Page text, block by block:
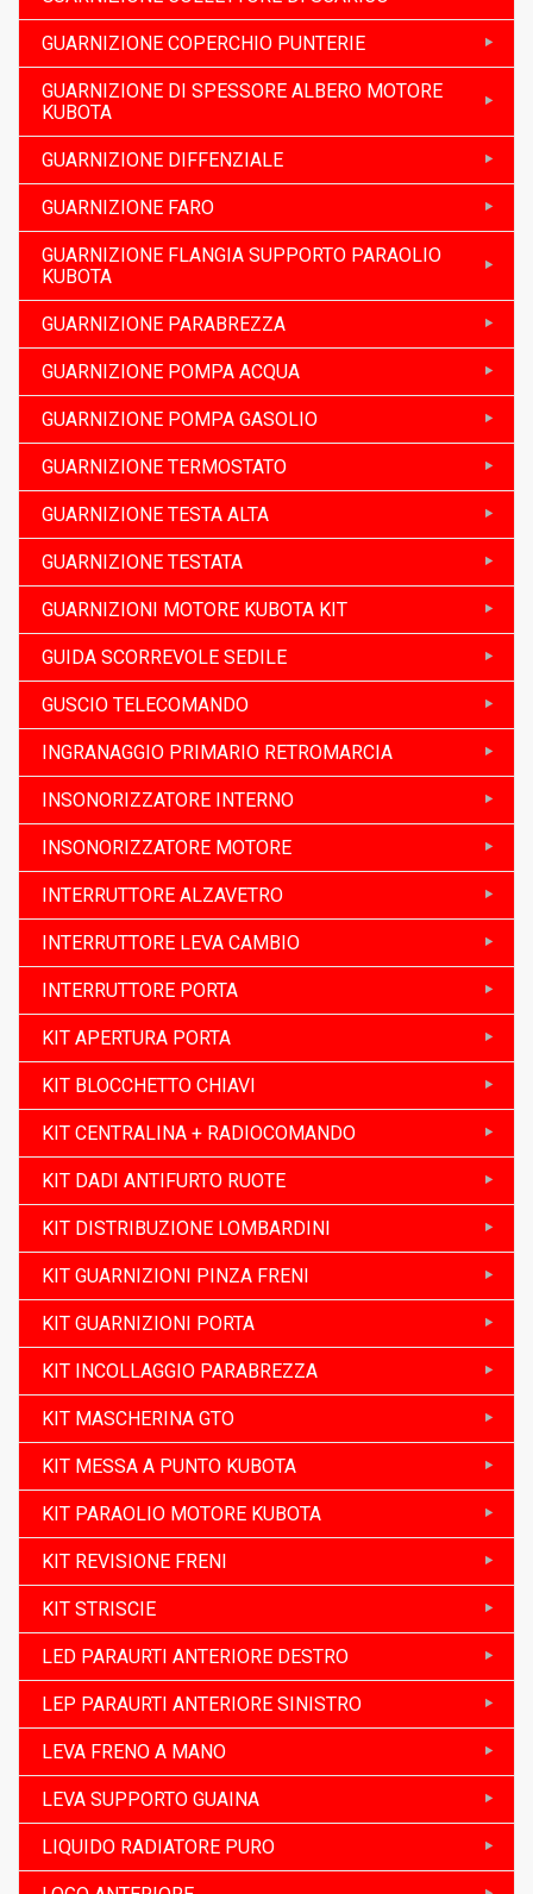
GUARNIZIONE COPERCHIO PUNTERIE
GUARNIZIONE DI SPESSORE ALBERO MOTORE
KUBOTA
GUARNIZIONE DIFFENZIALE
GUARNIZIONE FARO
GUARNIZIONE FLANGIA SUPPORTO PARAOLIO
KUBOTA
GUARNIZIONE PARABREZZA
GUARNIZIONE POMPA ACQUA
GUARNIZIONE POMPA GASOLIO
GUARNIZIONE TERMOSTATO
GUARNIZIONE TESTA ALTA
GUARNIZIONE TESTATA
GUARNIZIONI MOTORE KUBOTA KIT
GUIDA SCORREVOLE SEDILE
GUSCIO TELECOMANDO
INGRANAGGIO PRIMARIO RETROMARCIA
INSONORIZZATORE INTERNO
INSONORIZZATORE MOTORE
INTERRUTTORE ALZAVETRO
INTERRUTTORE LEVA CAMBIO
INTERRUTTORE PORTA
KIT APERTURA PORTA
KIT BLOCCHETTO CHIAVI
KIT CENTRALINA + RADIOCOMANDO
KIT DADI ANTIFURTO RUOTE
KIT DISTRIBUZIONE LOMBARDINI
KIT GUARNIZIONI PINZA FRENI
KIT GUARNIZIONI PORTA
KIT INCOLLAGGIO PARABREZZA
KIT MASCHERINA GTO
KIT MESSA A PUNTO KUBOTA
KIT PARAOLIO MOTORE KUBOTA
KIT REVISIONE FRENI
KIT STRISCIE
LED PARAURTI ANTERIORE DESTRO
LEP PARAURTI ANTERIORE SINISTRO
LEVA FRENO A MANO
LEVA SUPPORTO GUAINA
LIQUIDO RADIATORE PURO